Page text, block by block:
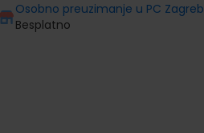
Osobno preuzimanje u PC Zagreb
Besplatno